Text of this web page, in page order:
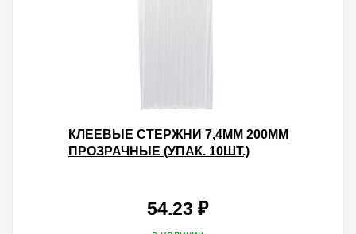
КЛЕЕВЫЕ СТЕРЖНИ 7,4ММ 200ММ
ПРОЗРАЧНЫЕ (УПАК. 10ШТ.)
54.23 ₽